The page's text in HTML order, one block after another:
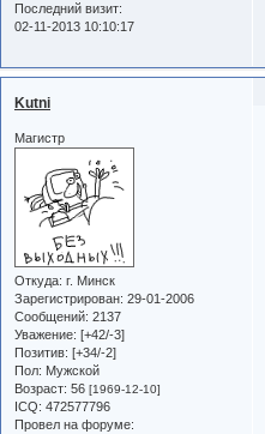
Последний визит:
02-11-2013 10:10:17
Kutni
Магистр
Откуда: г. Минск
Зарегистрирован: 29-01-2006
Сообщений: 2137
Уважение: [+42/-3]
Позитив: [+34/-2]
Пол: Мужской
Возраст: 56 [1969-12-10]
ICQ: 472577796
Провел на форуме: